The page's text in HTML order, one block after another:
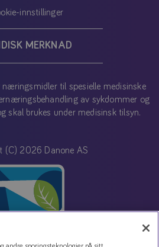
innstillinger
MERKNAD
til spesielle medisinske
av sykdommer og
skal brukes under medisinsk tilsyn.
(C) 2026 Danone AS